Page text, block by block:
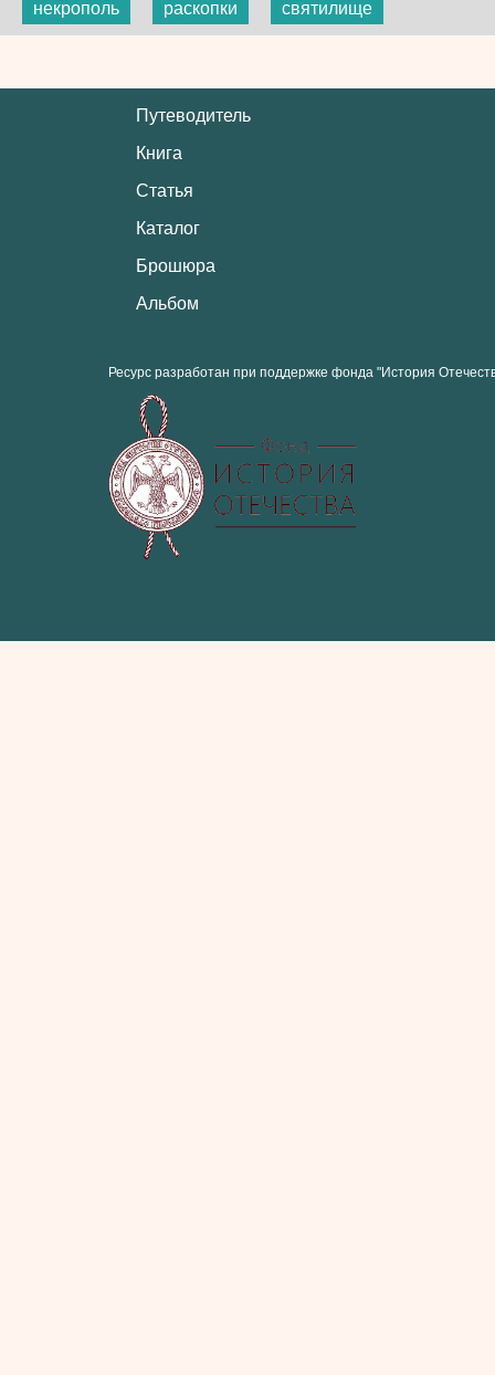
некрополь раскопки святилище
Путеводитель
Книга
Статья
Каталог
Брошюра
Альбом
Ресурс разработан при поддержке фонда "История